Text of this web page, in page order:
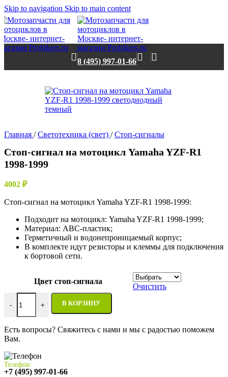
Skip to navigation Skip to main content
8 (495) 997-01-66
Нет в наличии
Главная / Светотехника (свет) / Стоп-сигналы
Стоп-сигнал на мотоцикл Yamaha YZF-R1
1998-1999
4002 ₽
Стоп-сигнал на мотоцикл Yamaha YZF-R1 1998-1999:
Подходит на мотоцикл: Yamaha YZF-R1 1998-1999;
Материал: АВС-пластик;
Герметичный и водонепроницаемый корпус;
В комплекте идут резисторы и клеммы для подключения
к бортовой сети.
Цвет стоп-сигнала
Очистить
-
Количество товара Стоп-сигнал на мотоцикл Yamaha YZF-R1
+ В КОРЗИНУ
Есть вопросы? Свяжитесь с нами и мы с радостью поможем
Вам.
Телефон:
+7 (495) 997-01-66